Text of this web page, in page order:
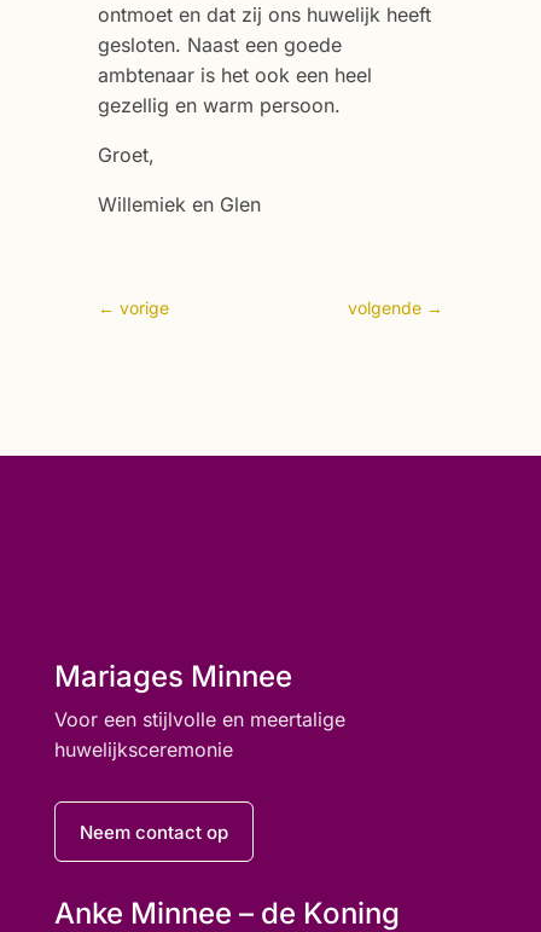
ontmoet en dat zij ons huwelijk heeft
gesloten. Naast een goede
ambtenaar is het ook een heel
gezellig en warm persoon.
Groet,
Willemiek en Glen
← vorige volgende →
Mariages Minnee
Voor een stijlvolle en meertalige
huwelijksceremonie
Neem contact op
Anke Minnee – de Koning